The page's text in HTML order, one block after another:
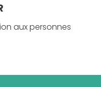
aux personnes